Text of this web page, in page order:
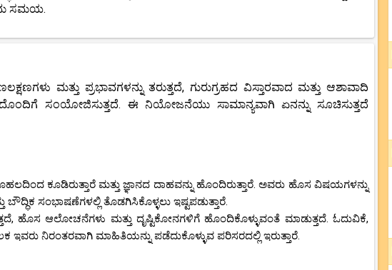
ಸಮಯ.
ಮತ್ತು ಪ್ರಭಾವಗಳನ್ನು ತರುತ್ತದೆ, ಗುರುಗ್ರಹದ ವಿಸ್ತಾರವಾದ ಮತ್ತು ಆಶಾವಾದಿ
ಸಂಯೋಜಿಸುತ್ತದೆ. ಈ ನಿಯೋಜನೆಯು ಸಾಮಾನ್ಯವಾಗಿ ಏನನ್ನು ಸೂಚಿಸುತ್ತದೆ
ಕೂಡಿರುತ್ತಾರೆ ಮತ್ತು ಜ್ಞಾನದ ದಾಹವನ್ನು ಹೊಂದಿರುತ್ತಾರೆ. ಅವರು ಹೊಸ ವಿಷಯಗಳನ್ನು
ಸಂಭಾಷಣೆಗಳಲ್ಲಿ ತೊಡಗಿಸಿಕೊಳ್ಳಲು ಇಷ್ಟಪಡುತ್ತಾರೆ.
ಹೊಸ ಆಲೋಚನೆಗಳು ಮತ್ತು ದೃಷ್ಟಿಕೋನಗಳಿಗೆ ಹೊಂದಿಕೊಳ್ಳುವಂತೆ ಮಾಡುತ್ತದೆ. ಓದುವಿಕೆ,
ನಿರಂತರವಾಗಿ ಮಾಹಿತಿಯನ್ನು ಪಡೆದುಕೊಳ್ಳುವ ಪರಿಸರದಲ್ಲಿ ಇರುತ್ತಾರೆ.